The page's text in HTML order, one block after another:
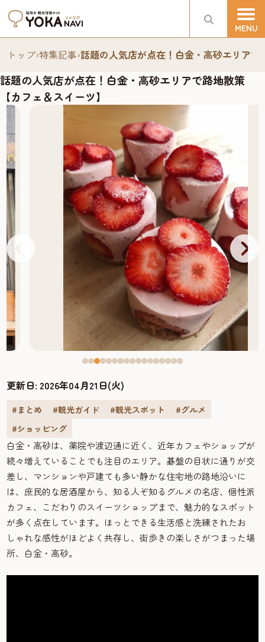
トップ›特集記事›話題の人気店が点在！白金・高砂エリア
話題の人気店が点在！白金・高砂エリアで路地散策
【カフェ＆スイーツ】
更新日:2026年04月21日(火)
#まとめ #観光ガイド #観光スポット
#グルメ
#ショッピング
白金・高砂は、薬院や渡辺通に近く、近年カフェやショップが
続々増えていることでも注目のエリア。碁盤の目状に通りが交
差し、マンションや戸建ても多い静かな住宅地の路地沿いに
は、庶民的な居酒屋から、知る人ぞ知るグルメの名店、個性派
カフェ、こだわりのスイーツショップまで、魅力的なスポット
が多く点在しています。ほっとできる生活感と洗練されたお
しゃれな感性がほどよく共存し、街歩きの楽しさがつまった場
所、白金・高砂。